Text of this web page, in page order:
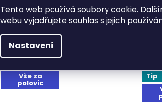
Tento web používá soubory cookie.
webu vyjadřujete souhlas s jejich
Nastavení
SOUVISEJÍCÍ
Likvidace
Vše za
polovic
Tip